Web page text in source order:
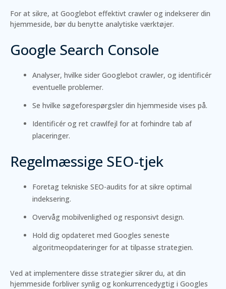
For at sikre, at Googlebot effektivt crawler og indekserer din
hjemmeside, bør du benytte analytiske værktøjer.
Google Search Console
Analyser, hvilke sider Googlebot crawler, og identificér
eventuelle problemer.
Se hvilke søgeforespørgsler din hjemmeside vises på.
Identificér og ret crawlfejl for at forhindre tab af
placeringer.
Regelmæssige SEO-tjek
Foretag tekniske SEO-audits for at sikre optimal
indeksering.
Overvåg mobilvenlighed og responsivt design.
Hold dig opdateret med Googles seneste
algoritmeopdateringer for at tilpasse strategien.
Ved at implementere disse strategier sikrer du, at din
hjemmeside forbliver synlig og konkurrencedygtig i Googles